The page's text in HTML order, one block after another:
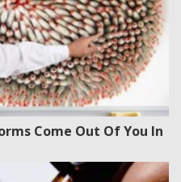
Come Out Of You In